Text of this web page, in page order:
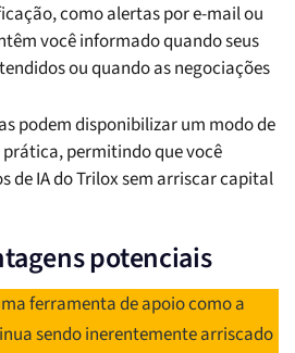
como alertas por e-mail ou
você informado quando seus
ou quando as negociações
podem disponibilizar um modo de
permitindo que você
de IA do Trilox sem arriscar capital
potenciais
ferramenta de apoio como a
sendo inerentemente arriscado